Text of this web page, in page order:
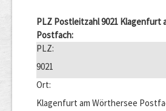
PLZ Postleitzahl 9021 Klagenfurt
Postfach:
PLZ:
9021
Ort:
Klagenfurt am Wörthersee